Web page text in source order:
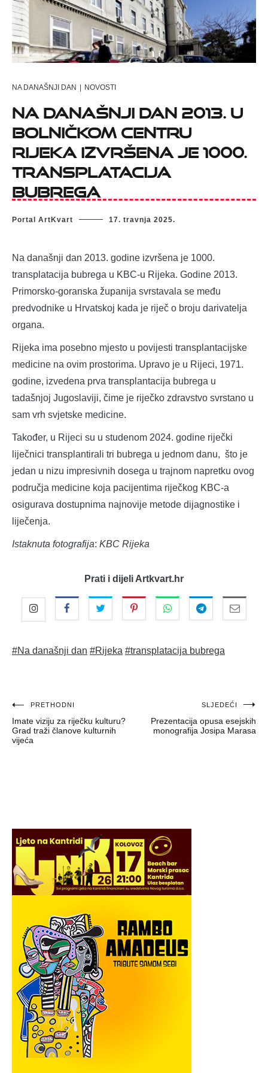
NA DANAŠNJI DAN | NOVOSTI
Na današnji dan 2013. u
bolničkom centru
Rijeka izvršena je 1000.
transplatacija
bubrega
Portal ArtKvart 17. travnja 2025.
Na današnji dan 2013. godine izvršena je 1000.
transplatacija bubrega u KBC-u Rijeka. Godine 2013.
Primorsko-goranska županija svrstavala se među
predvodnike u Hrvatskoj kada je riječ o broju darivatelja
organa.
Rijeka ima posebno mjesto u povijesti transplantacijske
medicine na ovim prostorima. Upravo je u Rijeci, 1971.
godine, izvedena prva transplantacija bubrega u
tadašnjoj Jugoslaviji, čime je riječko zdravstvo svrstano u
sam vrh svjetske medicine.
Također, u Rijeci su u studenom 2024. godine riječki
liječnici transplantirali tri bubrega u jednom danu, što je
jedan u nizu impresivnih dosega u trajnom napretku ovog
područja medicine koja pacijentima riječkog KBC-a
osigurava dostupnima najnovije metode dijagnostike i
liječenja.
Istaknuta fotografija: KBC Rijeka
Prati i dijeli Artkvart.hr
#Na današnji dan #Rijeka #transplatacija bubrega
Navigacija
objava
PRETHODNI
Imate viziju za riječku kulturu?
Grad traži članove kulturnih
vijeća
SLJEDEĆI
Prezentacija opusa esejskih
monografija Josipa Marasa